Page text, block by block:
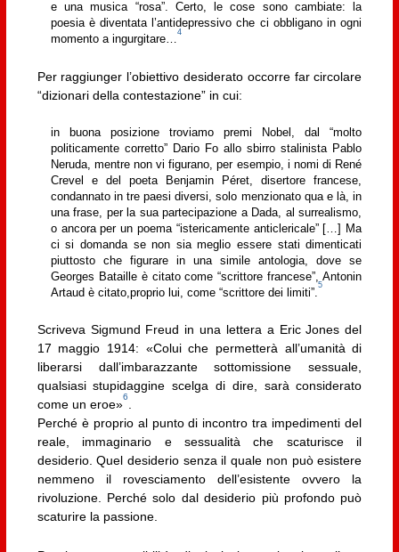
e una musica “rosa”. Certo, le cose sono cambiate: la
poesia è diventata l’antidepressivo che ci obbligano in ogni
momento a ingurgitare…
4
Per raggiunger l’obiettivo desiderato occorre far circolare
“dizionari della contestazione” in cui:
in buona posizione troviamo premi Nobel, dal “molto
politicamente corretto” Dario Fo allo sbirro stalinista Pablo
Neruda, mentre non vi figurano, per esempio, i nomi di René
Crevel e del poeta Benjamin Péret, disertore francese,
condannato in tre paesi diversi, solo menzionato qua e là, in
una frase, per la sua partecipazione a Dada, al surrealismo,
o ancora per un poema “istericamente anticlericale” […] Ma
ci si domanda se non sia meglio essere stati dimenticati
piuttosto che figurare in una simile antologia, dove se
Georges Bataille è citato come “scrittore francese”, Antonin
Artaud è citato,proprio lui, come “scrittore dei limiti”.
5
Scriveva Sigmund Freud in una lettera a Eric Jones del
17 maggio 1914: «Colui che permetterà all’umanità di
liberarsi dall’imbarazzante sottomissione sessuale,
qualsiasi stupidaggine scelga di dire, sarà considerato
come un eroe»
6
.
Perché è proprio al punto di incontro tra impedimenti del
reale, immaginario e sessualità che scaturisce il
desiderio. Quel desiderio senza il quale non può esistere
nemmeno il rovesciamento dell’esistente ovvero la
rivoluzione. Perché solo dal desiderio più profondo può
scaturire la passione.